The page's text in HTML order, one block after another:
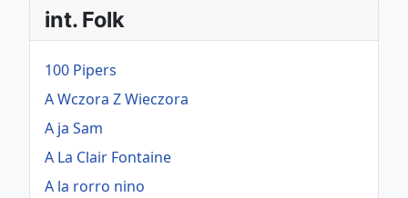
int. Folk
100 Pipers
A Wczora Z Wieczora
A ja Sam
A La Clair Fontaine
A la rorro nino